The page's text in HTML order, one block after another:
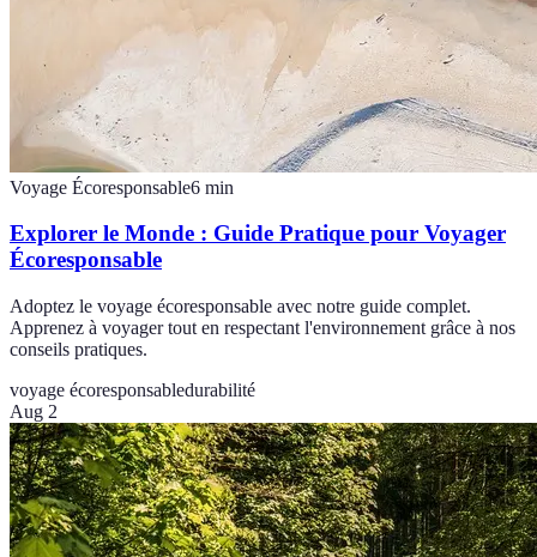
Voyage Écoresponsable6 min
Explorer le Monde : Guide Pratique pour Voyager
Écoresponsable
Adoptez le voyage écoresponsable avec notre guide complet.
Apprenez à voyager tout en respectant l'environnement grâce à nos
conseils pratiques.
voyage écoresponsabledurabilité
Aug 2